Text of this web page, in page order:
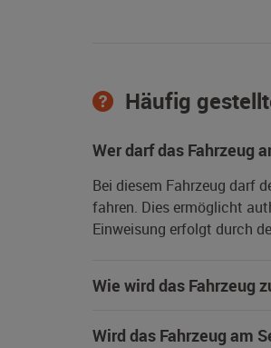
Häufig
Wer darf das Fahrzeug
Bei diesem Fahrzeug darf
fahren. Dies ermöglicht
Einweisung erfolgt durch
Wie wird das Fahrzeug
Wird das Fahrzeug am